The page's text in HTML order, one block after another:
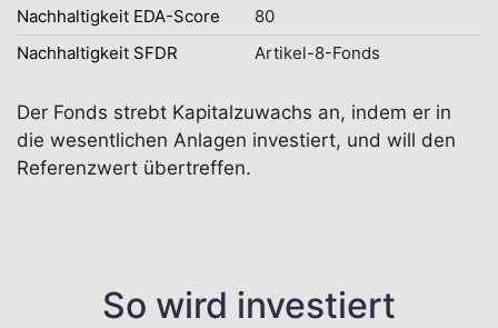
Nachhaltigkeit EDA-Score
80
Nachhaltigkeit SFDR
Artikel-8-Fonds
Der Fonds strebt Kapitalzuwachs an, indem er in
die wesentlichen Anlagen investiert, und will den
Referenzwert übertreffen.
So wird investiert